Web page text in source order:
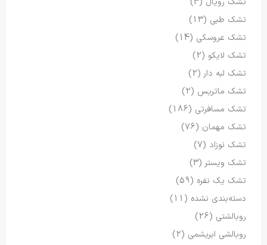
تشک طبی (13)
تشک عروسکی (14)
تشک لایکو (2)
تشک لبه دار (2)
تشک ماتریس (2)
تشک مسافرتی (186)
تشک مهمان (76)
تشک نوزاد (7)
تشک ویستر (3)
تشک یک نفره (59)
دسته‌بندی نشده (11)
روبالشتی (26)
روبالشی ابریشمی (2)